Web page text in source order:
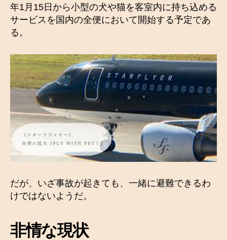
年1月15日から小型の犬や猫を客室内に持ち込める
サービスを国内の全便において開始する予定であ
る。
だが、いざ事故が起きても、一緒に避難できるわ
けではないようだ。
非情な現状